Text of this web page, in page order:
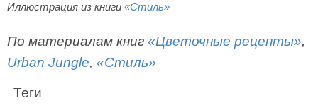
Иллюстрация из книги «Стиль»
По материалам книг «Цветочные рецепты»,
Urban Jungle, «Стиль»
Теги